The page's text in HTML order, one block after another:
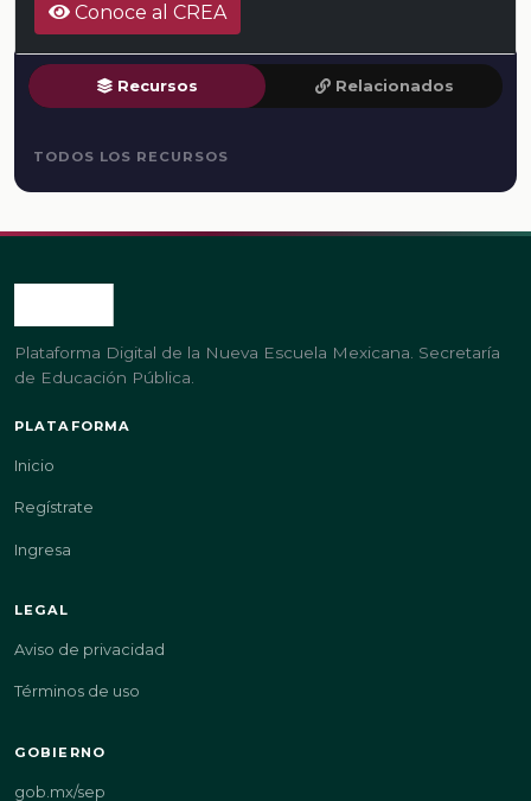
Conoce al CREA
Recursos Relacionados
TODOS LOS RECURSOS
Plataforma Digital de la Nueva Escuela Mexicana. Secretaría
de Educación Pública.
PLATAFORMA
Inicio
Regístrate
Ingresa
LEGAL
Aviso de privacidad
Términos de uso
GOBIERNO
gob.mx/sep